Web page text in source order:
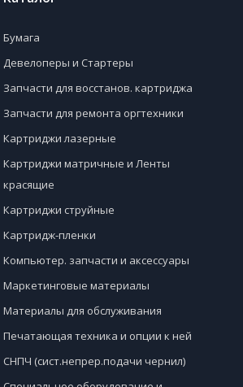
Бумага
Девелоперы и Стартеры
Запчасти для восстанов. картриджа
Запчасти для ремонта оргтехники
Картриджи лазерные
Картриджи матричные и Ленты
красящие
Картриджи струйные
Картридж-пленки
Компьютер. запчасти и аксессуары
Маркетинговые материалы
Материалы для обслуживания
Печатающая техника и опции к ней
СНПЧ (сист.непрер.подачи чернил)